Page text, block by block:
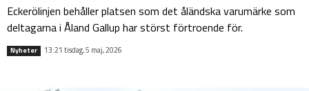
Eckerölinjen behåller platsen som det åländska varu­märke som
deltagarna i Åland Gallup har störst förtroende för.
Nyheter 13:21 tisdag, 5 maj, 2026